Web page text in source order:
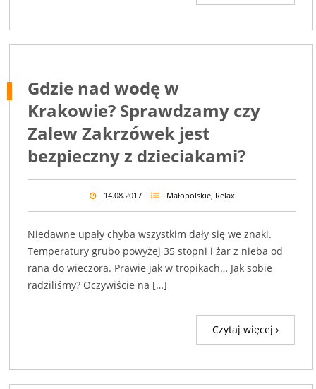
Gdzie nad wodę w
Krakowie? Sprawdzamy czy
Zalew Zakrzówek jest
bezpieczny z dzieciakami?
14.08.2017 Małopolskie, Relax
Niedawne upały chyba wszystkim dały się we znaki.
Temperatury grubo powyżej 35 stopni i żar z nieba od
rana do wieczora. Prawie jak w tropikach… Jak sobie
radziliśmy? Oczywiście na […]
Czytaj więcej ›